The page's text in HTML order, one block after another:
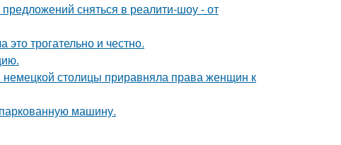
сняться в реалити-шоу - от
трогательно и честно.
столицы приравняла права женщин к
машину.